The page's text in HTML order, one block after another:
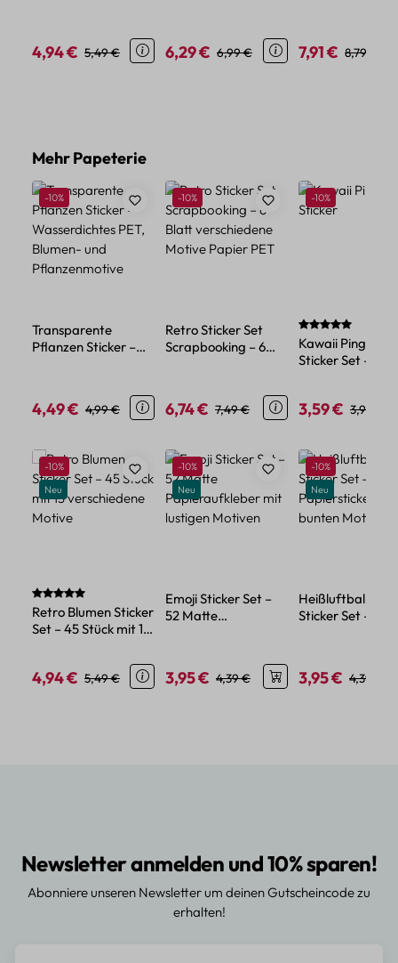
Verkaufspreis:
4,94 € Regulärer Preis:
5,49 € Verkaufspreis:
6,29 € Regulärer Preis:
6,99 €
Verkaufspreis:
7,91 € 8,79 €
Produktgalerie überspringen
Mehr Papeterie
Rabatt
-10%
Transparente
Pflanzen Sticker –
Verkaufspreis:
4,49 € Regulärer Preis:
4,99 €
Rabatt
-10%
Retro Sticker Set
Scrapbooking – 6
Verkaufspreis:
6,74 € Regulärer Preis:
7,49 €
Rabatt
-10%
Kawaii Pinguin
Sticker Set – 45
Design
Verkaufspreis:
3,59 € 3,99 €
Produktgalerie überspringen
Rabatt
-10%
Neu
Durchschnittliche Bewertung von 5 von 5 Sternen
Retro Blumen Sticker
Set – 45 Stück mit 15
Verkaufspreis:
4,94 € Regulärer Preis:
5,49 €
Rabatt
-10%
Neu
Emoji Sticker Set –
52 Matte
Verkaufspreis:
3,95 € Regulärer Preis:
4,39 €
Rabatt
-10%
Neu
Heißluftballon
Sticker Set – 50
Verkaufspreis:
3,95 € 4,39 €
Newsletter anmelden und 10% sparen!
Abonniere unseren Newsletter um deinen Gutscheincode zu
erhalten!